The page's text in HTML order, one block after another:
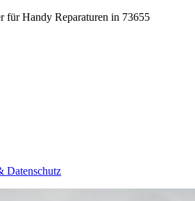
für Handy Reparaturen in 73655
Datenschutz